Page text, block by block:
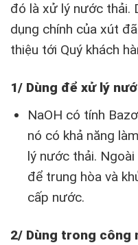
đó là xử lý nước thải.
dụng chính của xút
thiệu tới Quý khách
1/ Dùng để xử lý
NaOH có tính
nó có khả năng
lý nước thải.
để trung hòa và
cấp nước.
2/ Dùng trong công